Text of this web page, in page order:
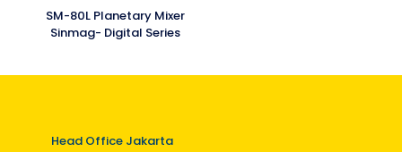
SM-80L Planetary Mixer
Sinmag- Digital Series
Head Office Jakarta